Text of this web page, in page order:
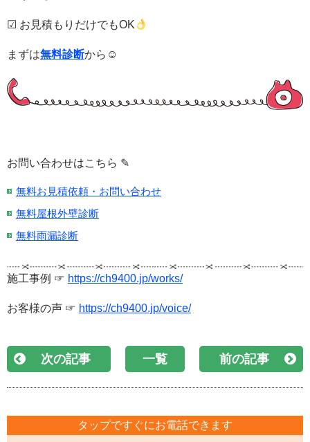
☑ お見積もりだけでもOK
まずは無料診断から☺
お問い合わせはこちら ✎
無料お見積依頼・お問い合わせ
無料屋根外壁診断
無料雨漏診断
施工事例 ☞ https://ch9400.jp/works/
お客様の声 ☞ https://ch9400.jp/voice/
次の記事 一覧 前の記事
タップですぐにお電話できます